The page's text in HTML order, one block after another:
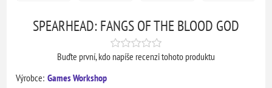
SPEARHEAD: FANGS OF THE BLOOD GOD
Buďte první, kdo napíše recenzi tohoto produktu
Výrobce: Games Workshop